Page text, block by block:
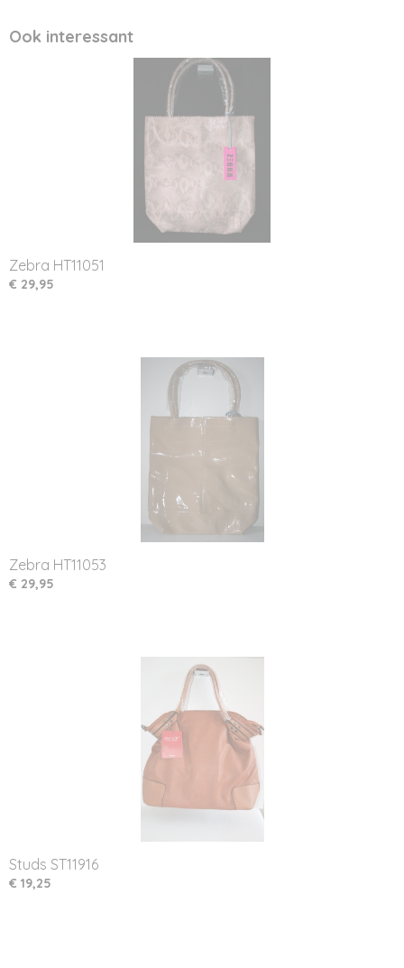
Ook interessant
Zebra HT11051
€ 29,95
Zebra HT11053
€ 29,95
Studs ST11916
€ 19,25